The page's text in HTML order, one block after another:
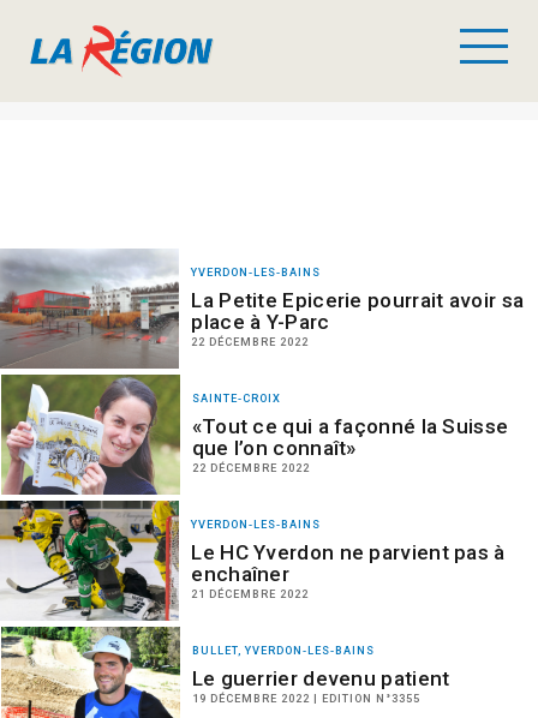
YVERDON-LES-BAINS
La Petite Epicerie pourrait avoir sa
place à Y-Parc
22 DÉCEMBRE 2022
SAINTE-CROIX
«Tout ce qui a façonné la Suisse
que l’on connaît»
22 DÉCEMBRE 2022
YVERDON-LES-BAINS
Le HC Yverdon ne parvient pas à
enchaîner
21 DÉCEMBRE 2022
BULLET, YVERDON-LES-BAINS
Le guerrier devenu patient
19 DÉCEMBRE 2022 | EDITION N°3355